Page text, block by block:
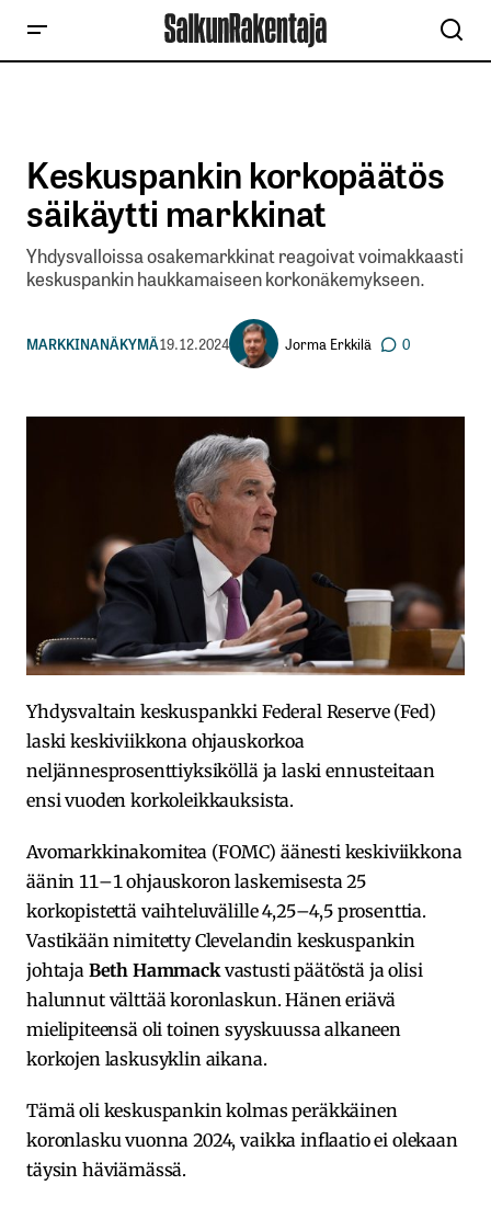
Keskuspankin korkopäätös
säikäytti markkinat
Yhdysvalloissa osakemarkkinat reagoivat voimakkaasti
keskuspankin haukkamaiseen korkonäkemykseen.
MARKKINANÄKYMÄ19.12.2024 Jorma Erkkilä 0
Yhdysvaltain keskuspankki Federal Reserve (Fed)
laski keskiviikkona ohjauskorkoa
neljännesprosenttiyksiköllä ja laski ennusteitaan
ensi vuoden korkoleikkauksista.
Avomarkkinakomitea (FOMC) äänesti keskiviikkona
äänin 11–1 ohjauskoron laskemisesta 25
korkopistettä vaihteluvälille 4,25–4,5 prosenttia.
Vastikään nimitetty Clevelandin keskuspankin
johtaja Beth Hammackvastusti päätöstä ja olisi
halunnut välttää koronlaskun. Hänen eriävä
mielipiteensä oli toinen syyskuussa alkaneen
korkojen laskusyklin aikana.
Tämä oli keskuspankin kolmas peräkkäinen
koronlasku vuonna 2024, vaikka inflaatio ei olekaan
täysin häviämässä.